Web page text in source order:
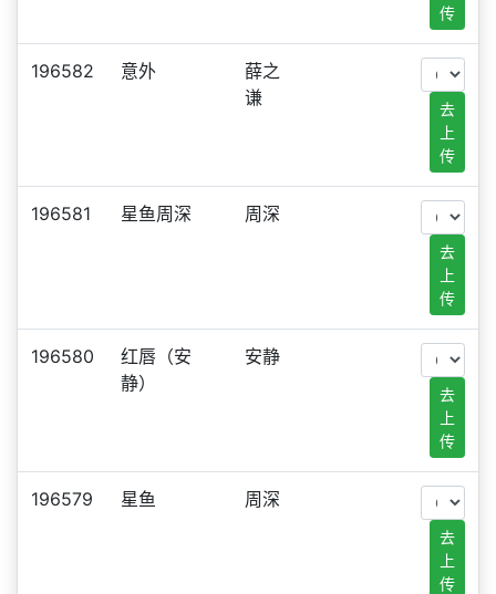
传
196582 意外
薛之
谦
去
上
传
196581 星鱼周深 周深
去
上
传
196580
红唇（安
静）
安静
去
上
传
196579 星鱼 周深
去
上
传